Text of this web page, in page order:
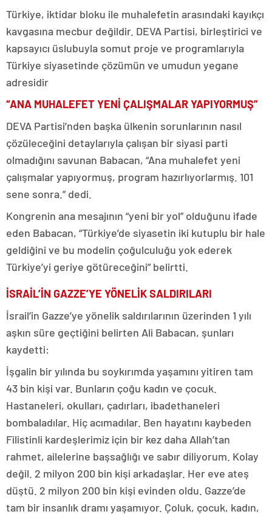
Türkiye, iktidar bloku ile muhalefetin arasındaki kayıkçı
kavgasına mecbur değildir. DEVA Partisi, birleştirici ve
kapsayıcı üslubuyla somut proje ve programlarıyla
Türkiye siyasetinde çözümün ve umudun yegane
adresidir
“ANA MUHALEFET YENİ ÇALIŞMALAR YAPIYORMUŞ”
DEVA Partisi’nden başka ülkenin sorunlarının nasıl
çözüleceğini detaylarıyla çalışan bir siyasi parti
olmadığını savunan Babacan, “Ana muhalefet yeni
çalışmalar yapıyormuş, program hazırlıyorlarmış. 101
sene sonra.” dedi.
Kongrenin ana mesajının “yeni bir yol” olduğunu ifade
eden Babacan, “Türkiye’de siyasetin iki kutuplu bir hale
geldiğini ve bu modelin çoğulculuğu yok ederek
Türkiye’yi geriye götüreceğini” belirtti.
İSRAİL’İN GAZZE’YE YÖNELİK SALDIRILARI
İsrail’in Gazze’ye yönelik saldırılarının üzerinden 1 yılı
aşkın süre geçtiğini belirten Ali Babacan, şunları
kaydetti:
İşgalin bir yılında bu soykırımda yaşamını yitiren tam
43 bin kişi var. Bunların çoğu kadın ve çocuk.
Hastaneleri, okulları, çadırları, ibadethaneleri
bombaladılar. Hiç acımadılar. Ben hayatını kaybeden
Filistinli kardeşlerimiz için bir kez daha Allah’tan
rahmet, ailelerine başsağlığı ve sabır diliyorum. Kolay
değil. 2 milyon 200 bin kişi arkadaşlar. Her eve ateş
düştü. 2 milyon 200 bin kişi evinden oldu. Gazze’de
tam bir insanlık dramı yaşamıyor. Çoluk, çocuk, kadın,